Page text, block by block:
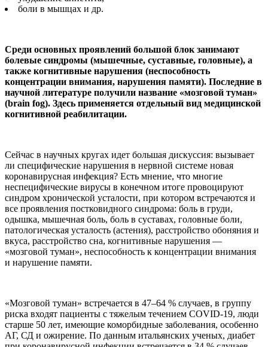
боли в мышцах и др.
Среди основных проявлений большой блок занимают
болевые синдромы (мышечные, суставные, головные), а
также когнитивные нарушения (неспособность
концентрации внимания, нарушения памяти). Последние в
научной литературе получили название «мозговой туман»
(brain fog). Здесь применяется отдельный вид медицинской
когнитивной реабилитации.
Сейчас в научных кругах идет большая дискуссия: вызывает
ли специфические нарушения в нервной системе новая
коронавирусная инфекция? Есть мнение, что многие
неспецифические вирусы в конечном итоге провоцируют
синдром хронической усталости, при котором встречаются и
все проявления постковидного синдрома: боль в груди,
одышка, мышечная боль, боль в суставах, головные боли,
патологическая усталость (астения), расстройство обоняния и
вкуса, расстройство сна, когнитивные нарушения —
«мозговой туман», неспособность к концентрации внимания
и нарушение памяти.
«Мозговой туман» встречается в 47–64 % случаев, в группу
риска входят пациенты с тяжелым течением COVID-19, люди
старше 50 лет, имеющие коморбидные заболевания, особенно
АГ, СД и ожирение. По данным итальянских ученых, диабет